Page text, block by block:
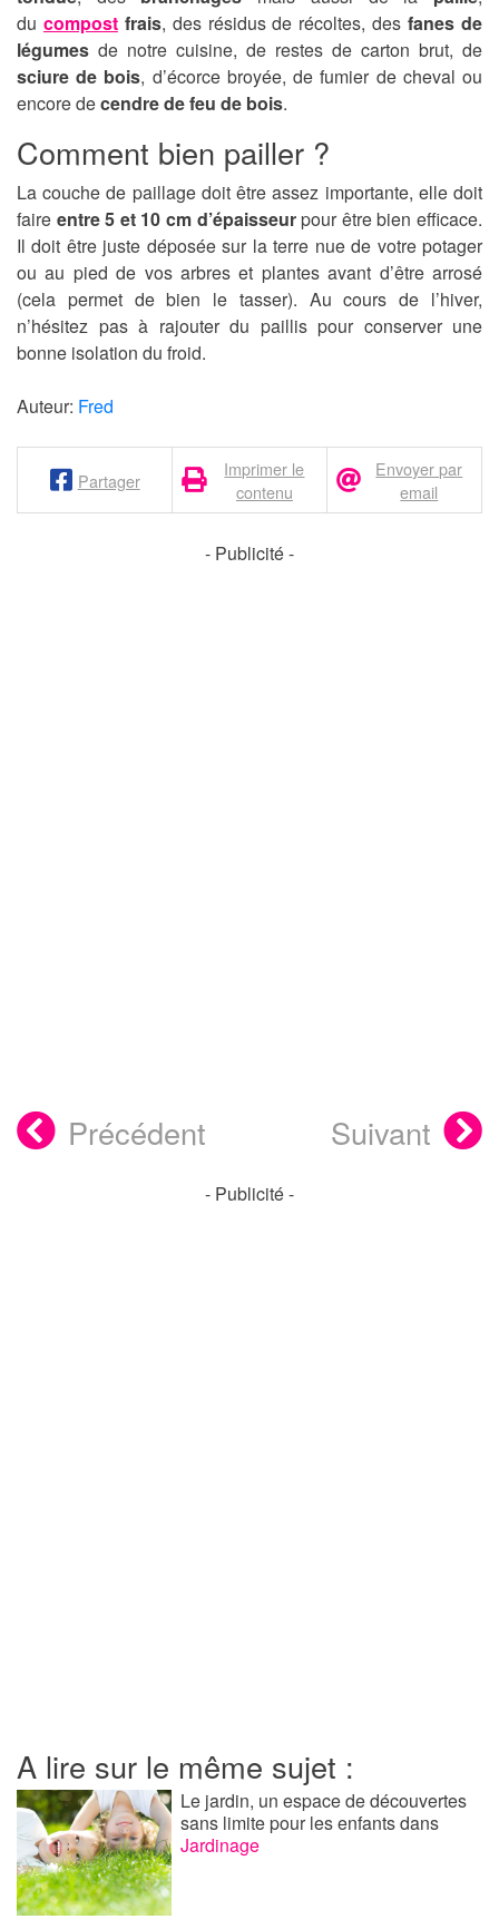
du compostfrais, des résidus de récoltes, des fanes de
légumes de notre cuisine, de restes de carton brut, de
sciure de bois, d’écorce broyée, de fumier de cheval ou
encore decendre de feu de bois.
Comment bien pailler ?
La couche de paillage doit être assez importante, elle doit
faire entre 5 et 10 cm d’épaisseurpour être bien efficace.
Il doit être juste déposée sur la terre nue de votre potager
ou au pied de vos arbres et plantes avant d’être arrosé
(cela permet de bien le tasser). Au cours de l’hiver,
n’hésitez pas à rajouter du paillis pour conserver une
bonne isolation du froid.
Auteur: Fred
Partager
Imprimer le
contenu
Envoyer par
email
- Publicité -
Précédent Suivant
- Publicité -
A lire sur le même sujet :
Le jardin, un espace de découvertes
sans limite pour les enfantsdans
Jardinage